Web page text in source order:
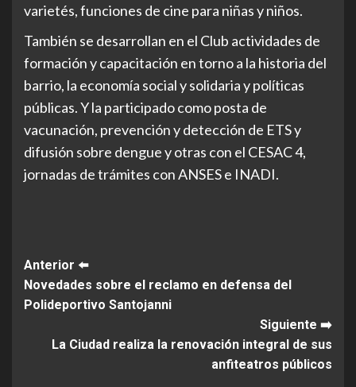
varietés, funciones de cine para niñas y niños.
También se desarrollan en el Club actividades de
formación y capacitación en torno a la historia del
barrio, la economía social y solidaria y políticas
públicas. Y la participado como posta de
vacunación, prevención y detección de ETS y
difusión sobre dengue y otras con el CESAC 4,
jornadas de trámites con ANSES e INADI.
Post
Navigation
Anterior ⬅️
Novedades sobre el reclamo en defensa del
Polideportivo Santojanni
Siguiente ➡️
La Ciudad realiza la renovación integral de sus
anfiteatros públicos